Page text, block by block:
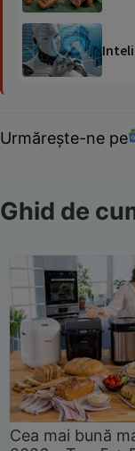
Urmărește-ne pe
Ghid de
Cea mai bună